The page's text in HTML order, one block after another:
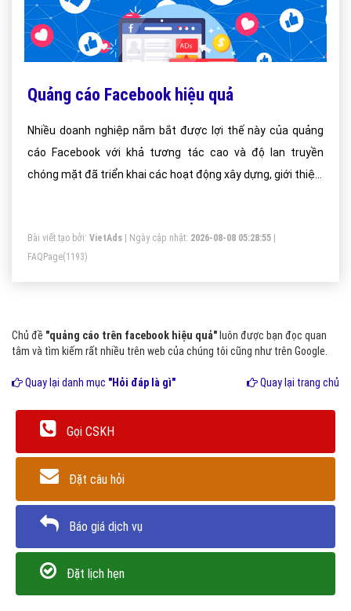
Quảng cáo Facebook hiệu quả
Nhiều doanh nghiệp nắm bắt được lợi thế này của quảng
cáo Facebook với khả tương tác cao và độ lan truyền
chóng mặt đã triển khai các hoạt động xây dựng, giới thiệu,
Bài viết tạo bởi: VietAds | Ngày cập nhật: 2026-08-08 05:28:55
FAQPage(1193)
Chủ đề "quảng cáo trên facebook hiệu quả" luôn được bạn đọc quan
tâm và tìm kiếm rất nhiều trên web của chúng tôi cũng như trên Google.
Quay lại danh mục "Hỏi đáp là gì" Quay lại trang chủ
Gọi CSKH
Đặt câu hỏi
Báo giá dịch vụ
Đặt lịch hẹn